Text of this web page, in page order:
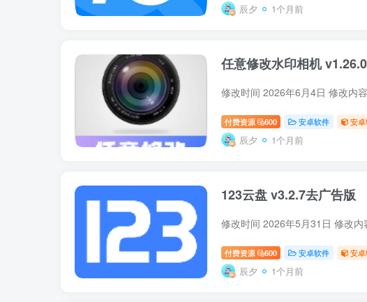
辰夕 1个月前
任意修改水印相机
修改时间 2026年6月4日 修改内
付费资源 600 安卓软件 安
辰夕 1个月前
123云盘 v3.2.7去广告版
付费资源 600 安卓软件 安
辰夕 1个月前